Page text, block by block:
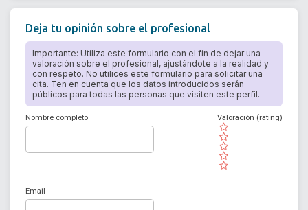
Deja tu opinión sobre el profesional
Importante: Utiliza este formulario con el fin de dejar una
valoración sobre el profesional, ajustándote a la realidad y
con respeto. No utilices este formulario para solicitar una
cita. Ten en cuenta que los datos introducidos serán
públicos para todas las personas que visiten este perfil.
Nombre completo
( )
( )
( )
( )
( )
Valoración (rating)
Email